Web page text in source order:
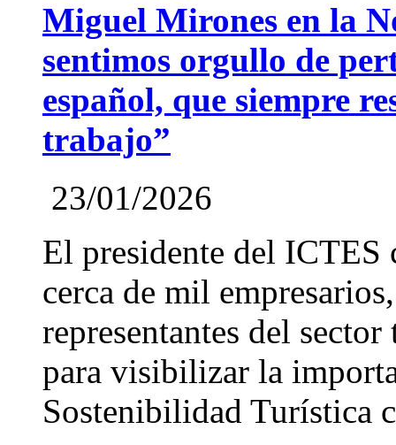
Miguel Mirones en la
sentimos orgullo de
español, que siempre
trabajo”
23/01/2026
El presidente del ICTES
cerca de mil
representantes del
para visibilizar la
Sostenibilidad Turística